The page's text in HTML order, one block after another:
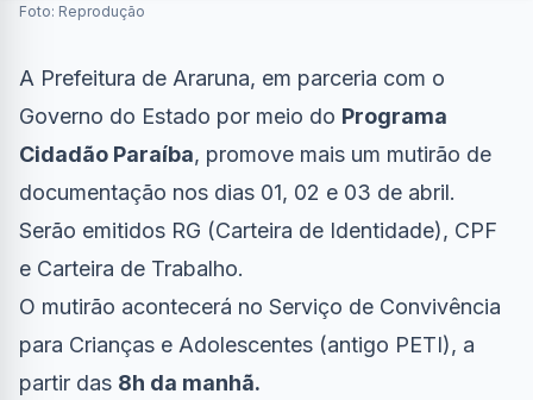
Foto: Reprodução
A Prefeitura de Araruna, em parceria com o
Governo do Estado por meio do Programa
Cidadão Paraíba, promove mais um mutirão de
documentação nos dias 01, 02 e 03 de abril.
Serão emitidos RG (Carteira de Identidade), CPF
e Carteira de Trabalho.
O mutirão acontecerá no Serviço de Convivência
para Crianças e Adolescentes (antigo PETI), a
partir das 8h da manhã.